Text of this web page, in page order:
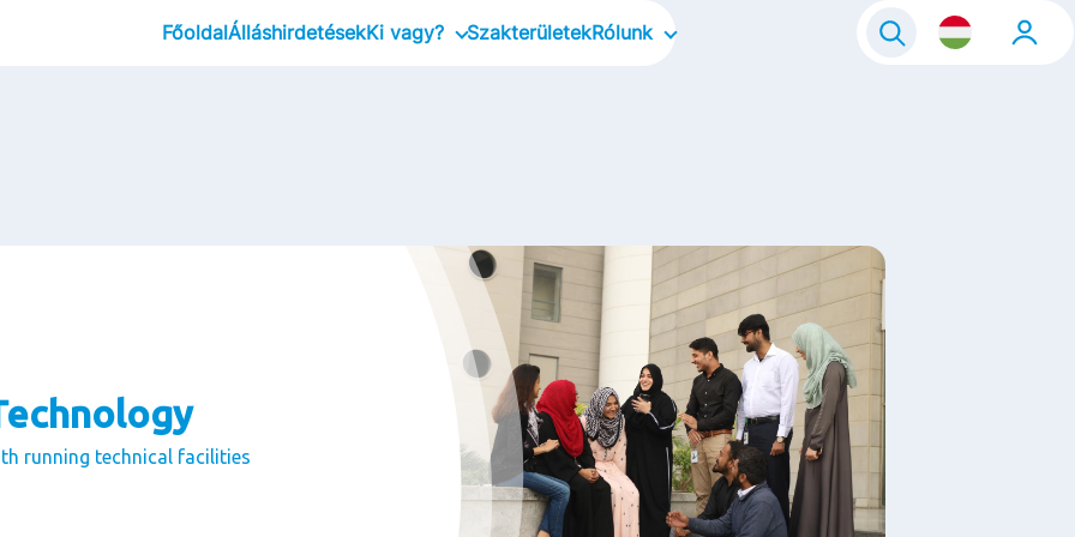
FőoldalÁlláshirdetésekKi vagy? SzakterületekRólunk
Life@FrieslandCampina
Kontakt
running technical facilities